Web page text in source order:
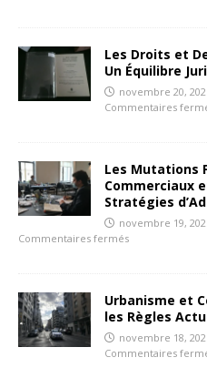
Les Droits et
Un Équilibre
novembre 20,
Commentaires
Les Mutations
Commerciaux
Stratégies
novembre 19,
Commentaires fermés
Urbanisme et
les Règles
novembre 18,
Commentaires